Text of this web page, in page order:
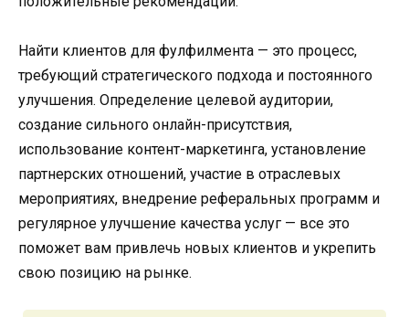
Найти клиентов для фулфилмента — это процесс,
требующий стратегического подхода и постоянного
улучшения. Определение целевой аудитории,
создание сильного онлайн-присутствия,
использование контент-маркетинга, установление
партнерских отношений, участие в отраслевых
мероприятиях, внедрение реферальных программ и
регулярное улучшение качества услуг — все это
поможет вам привлечь новых клиентов и укрепить
свою позицию на рынке.